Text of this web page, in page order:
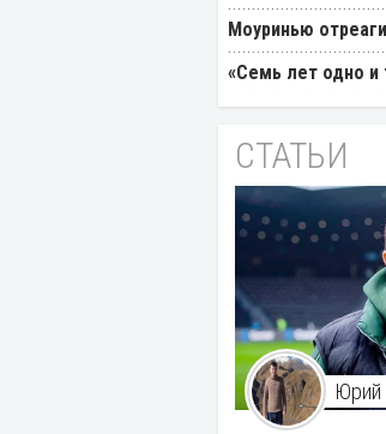
Моуринью
«Семь лет одно и
СТАТЬИ
Юрий